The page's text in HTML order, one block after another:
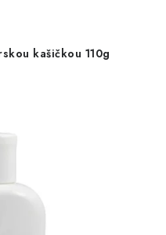
kašičkou 110g